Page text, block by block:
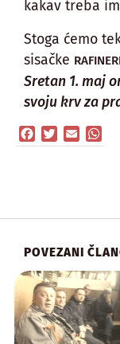
kakav treba
Stoga ćemo
sisačke
Sretan 1. maj
svoju krv za
Facebook
TwitterEmail
POVEZANI